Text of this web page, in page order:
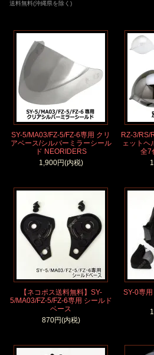
送料無料(沖縄県を除く)
SY-5/MA03/FZ-5/FZ-6専用 クリ
アベース/シルバーミラーシール
ド NEORIDERS
1,900円(内税)
RZ-3/RS/
ェットヘ
全7
【ネコポス送料無料】SY-
5/MA03/FZ-5/FZ-6専用 シールド
ベース
870円(内税)
SY-0専